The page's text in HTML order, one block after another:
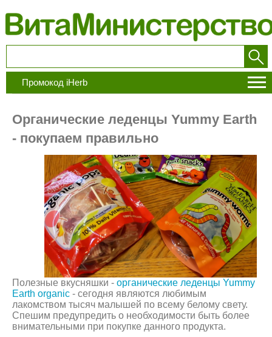
Промокод iHerb
Органические леденцы Yummy Earth
- покупаем правильно
Полезные вкусняшки - органические леденцы Yummy
Earth organic - сегодня являются любимым
лакомством тысяч малышей по всему белому свету.
Спешим предупредить о необходимости быть более
внимательными при покупке данного продукта.